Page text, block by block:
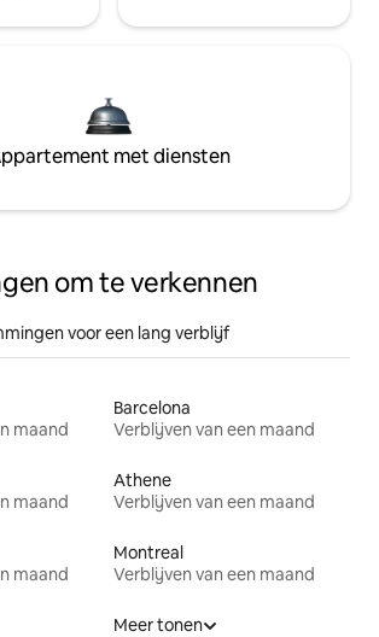
met diensten
om te verkennen
voor een lang verblijf
maand
Barcelona
Verblijven van een maand
maand
Athene
Verblijven van een maand
maand
Montreal
Verblijven van een maand
Meer tonen